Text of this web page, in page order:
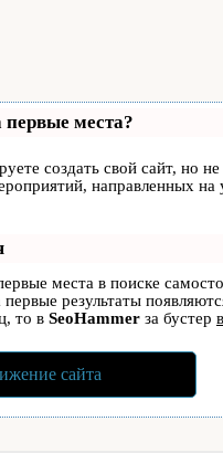
места?
создать свой сайт, но
направленных
места в поиске
результаты
то в SeoHammer за бустер
сайта